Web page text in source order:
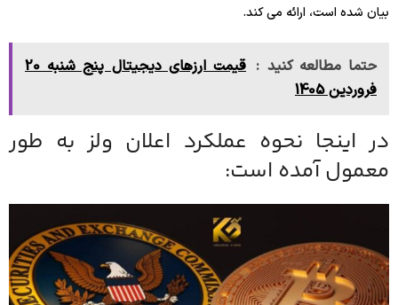
بیان شده است، ارائه می کند.
حتما مطالعه کنید :
‌‏قیمت ارزهای دیجیتال پنج شنبه‌ 20
فروردین 1405
در اینجا نحوه عملکرد اعلان ولز به طور
معمول آمده است: